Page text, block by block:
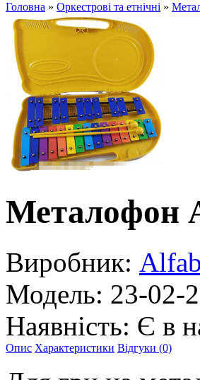
Головна » Оркестрові та етнічні »
Металофон
Виробник:
Модель: 23-02-
Наявність: Є в
Опис Характеристики Відгуки (0)